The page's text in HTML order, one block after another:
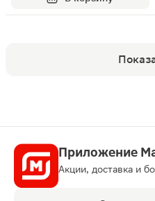
Приложение
Акции, доставка и